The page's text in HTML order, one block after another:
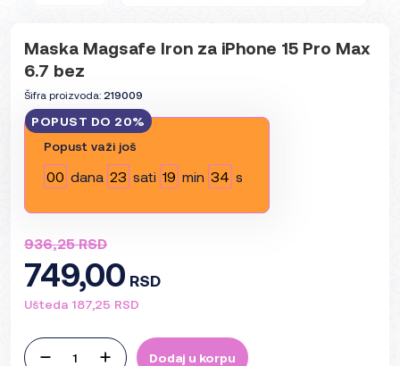
Maska Magsafe Iron za iPhone 15 Pro Max
6.7 bez
Šifra proizvoda: 219009
POPUST DO 20%
Popust važi još
00 dana 23 sati 19 min 33 s
936,25 RSD
749,00 RSD
Ušteda 187,25 RSD
Dodaj u korpu